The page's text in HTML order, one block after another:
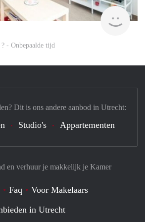
- Onbepaalde tijd
en verhuur je makkelijk je Kamer
Faq
Voor Makelaars
in Utrecht
Dit is ons andere aanbod in Utrecht:
Studio's Appartementen